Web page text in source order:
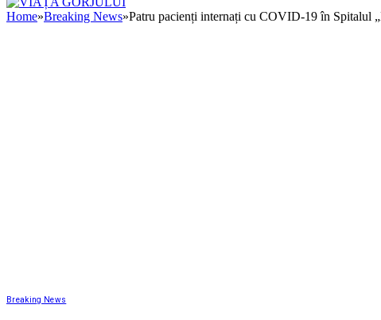
Home»Breaking News»Patru pacienți internați cu COVID-19 în Spitalul
Breaking News